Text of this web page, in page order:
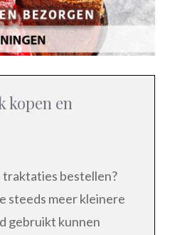
kopen en
bestellen?
steeds meer kleinere
gebruikt kunnen